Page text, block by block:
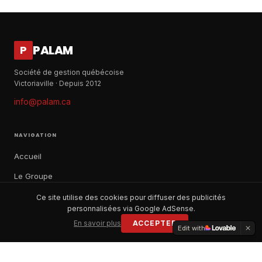
P PALAM
Société de gestion québécoise
Victoriaville · Depuis 2012
info@palam.ca
NAVIGATION
Accueil
Le Groupe
Notre histoire
Ce site utilise des cookies pour diffuser des publicités
personnalisées via Google AdSense.
En savoir plus
ACCEPTER
Edit with